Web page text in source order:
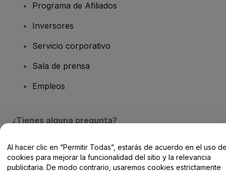
Programa de Afiliados
Inversores
Servicio corporativo
Sala de prensa
Empleos
¿Tienes alguna pregunta?
Centro de Ayuda / Contacto
Al hacer clic en “Permitir Todas”, estarás de acuerdo en el uso
cookies para mejorar la funcionalidad del sitio y la relevancia
publicitaria. De modo contrario, usaremos cookies estrictamente